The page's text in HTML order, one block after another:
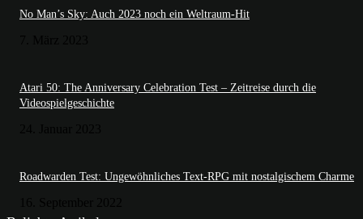
No Man’s Sky: Auch 2023 noch ein Weltraum-Hit
Atari 50: The Anniversary Celebration Test – Zeitreise durch die
Videospielgeschichte
Roadwarden Test: Ungewöhnliches Text-RPG mit nostalgischem Charme